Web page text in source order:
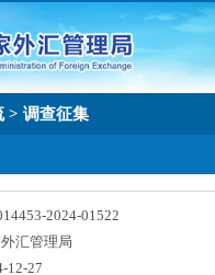
>调查征集
2024-01522
汇管理局
12-27